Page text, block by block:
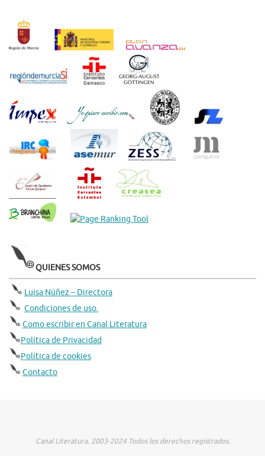
QUIENES SOMOS
Luisa Núñez – Directora
Condiciones de uso.
Como escribir en Canal Literatura
Política de Privacidad
Política de cookies
Contacto
Canal Literatura. 2003-2024 Todos los derechos registrados.